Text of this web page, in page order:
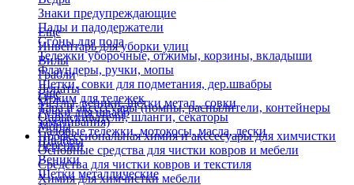
Знаки предупреждающие
Пады и падодержатели
Сгоны для пола
Тележки уборочные, отжимы, корзины, вкладыши
Флаундеры, ручки, мопы
Щетки, совки для подметания, дер.швабры
Отжим для тележек
Ручки для швабр
Мопы
Швабры
Еще
Инвентарь для уборки улиц
Вилы
Грабли
Лопаты
Метлы, веники, щетки метал., совки
Опрыскиватели, шланги, секаторы
Садовые тележки, мотокосы, масла, лески
Черенки
Веники
Щетки металлические
Еще
Тара и аксессуары (помпы, распылители, контейнеры
замачивания)
Профессиональная химия и акссесуары для химчистки
Основные средства для чистки ковров и мебели
Средства для чистки ковров и текстиля
Химия для химчистки мебели